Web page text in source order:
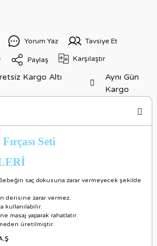
Yorum Yaz Tavsiye Et
Paylaş Karşılaştır
Kargo Altı
Aynı Gün
Kargo
Seti
İ
saç dokusuna zarar vermeyecek şekilde
derisine zarar vermez.
kullanılabilir.
masaj yaparak rahatlatır.
üretilmiştir.